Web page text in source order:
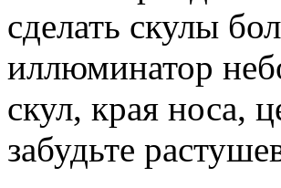
сделать скулы
иллюминатор
скул, края носа,
забудьте